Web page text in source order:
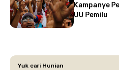
Kampanye
UU Pemilu
Yuk cari Hunian